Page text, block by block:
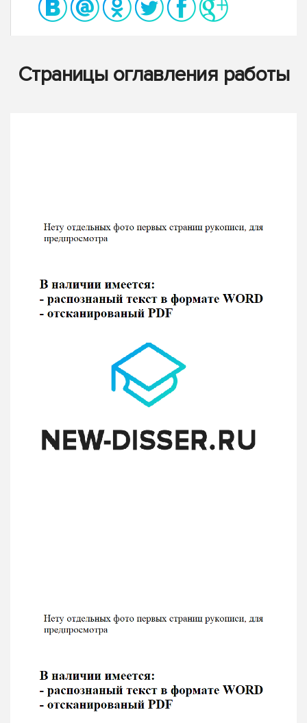
Страницы оглавления работы